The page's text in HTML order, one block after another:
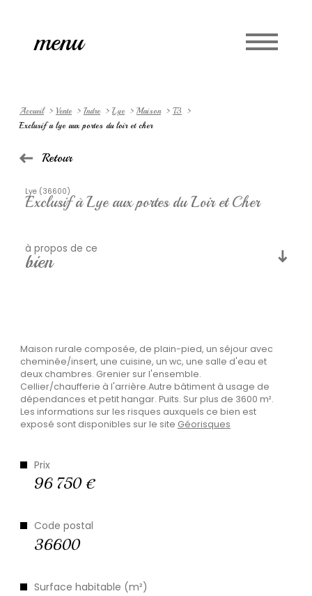
menu
Accueil Vente Indre Lye Maison
T3
Exclusif a lye aux portes du loir et cher
Retour
Lye (36600)
Exclusif à Lye aux portes du Loir et Cher
à propos de ce
bien
financières
la
copropriété
Maison rurale composée, de plain-pied, un séjour avec
cheminée/insert, une cuisine, un wc, une salle d'eau et
deux chambres. Grenier sur l'ensemble.
Cellier/chaufferie à l'arrière.Autre bâtiment à usage de
dépendances et petit hangar. Puits. Sur plus de 3600 m².
Les informations sur les risques auxquels ce bien est
exposé sont disponibles sur le site Géorisques
Prix
96 750 €
Code postal
36600
Surface habitable (m²)